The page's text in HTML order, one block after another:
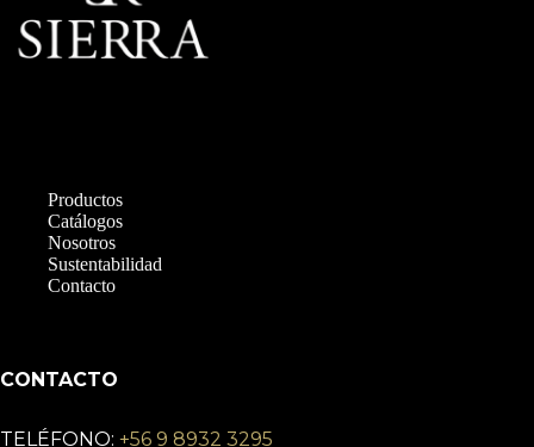
Productos
Catálogos
Nosotros
Sustentabilidad
Contacto
CONTACTO
TELÉFONO: +56 9 8932 3295